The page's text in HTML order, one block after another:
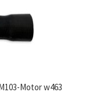
Motor w463